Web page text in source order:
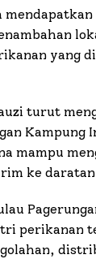
yang
turut
Kampung
mampu
ke
perikanan